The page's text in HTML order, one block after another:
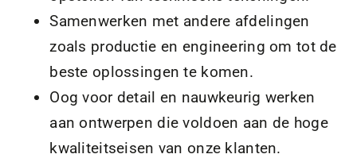
Samenwerken met andere afdelingen
zoals productie en engineering om tot de
beste oplossingen te komen.
Oog voor detail en nauwkeurig werken
aan ontwerpen die voldoen aan de hoge
kwaliteitseisen van onze klanten.